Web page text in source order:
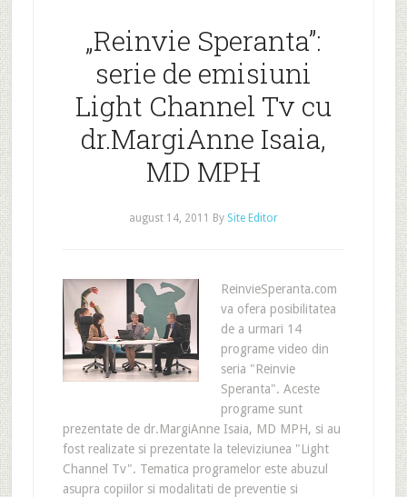
„Reinvie Speranta”:
serie de emisiuni
Light Channel Tv cu
dr.MargiAnne Isaia,
MD MPH
august 14, 2011 By Site Editor
ReinvieSperanta.com
va ofera posibilitatea
de a urmari 14
programe video din
seria "Reinvie
Speranta". Aceste
programe sunt
prezentate de dr.MargiAnne Isaia, MD MPH, si au
fost realizate si prezentate la televiziunea "Light
Channel Tv". Tematica programelor este abuzul
asupra copiilor si modalitati de preventie si